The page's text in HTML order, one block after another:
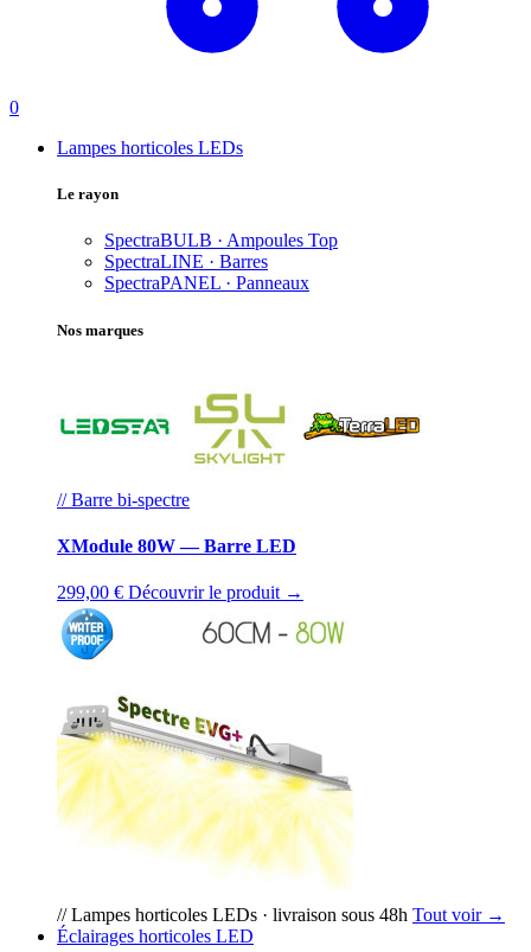
0
Lampes horticoles LEDs
Le rayon
SpectraBULB · Ampoules Top
SpectraLINE · Barres
SpectraPANEL · Panneaux
Nos marques
// Barre bi-spectre
XModule 80W — Barre LED
299,00 € Découvrir le produit →
// Lampes horticoles LEDs · livraison sous 48h Tout voir →
Éclairages horticoles LED